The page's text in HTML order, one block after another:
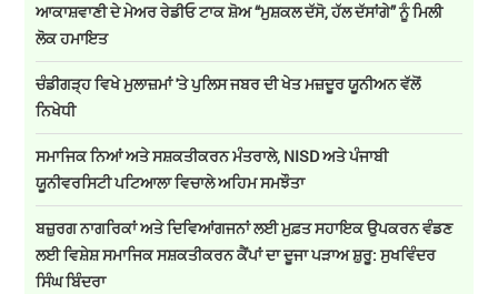
ਆਕਾਸ਼ਵਾਣੀ ਦੇ ਮੇਅਰ ਰੇਡੀਓ ਟਾਕ ਸ਼ੋਅ “ਮੁਸ਼ਕਲ ਦੱਸੋ, ਹੱਲ ਦੱਸਾਂਗੇ” ਨੂੰ ਮਿਲੀ
ਲੋਕ ਹਮਾਇਤ
ਚੰਡੀਗੜ੍ਹ ਵਿਖੇ ਮੁਲਾਜ਼ਮਾਂ 'ਤੇ ਪੁਲਿਸ ਜਬਰ ਦੀ ਖੇਤ ਮਜ਼ਦੂਰ ਯੂਨੀਅਨ ਵੱਲੋਂ
ਨਿਖੇਧੀ
ਸਮਾਜਿਕ ਨਿਆਂ ਅਤੇ ਸਸ਼ਕਤੀਕਰਨ ਮੰਤਰਾਲੇ, NISD ਅਤੇ ਪੰਜਾਬੀ
ਯੂਨੀਵਰਸਿਟੀ ਪਟਿਆਲਾ ਵਿਚਾਲੇ ਅਹਿਮ ਸਮਝੌਤਾ
ਬਜ਼ੁਰਗ ਨਾਗਰਿਕਾਂ ਅਤੇ ਦਿਵਿਆਂਗਜਨਾਂ ਲਈ ਮੁਫ਼ਤ ਸਹਾਇਕ ਉਪਕਰਨ ਵੰਡਣ
ਲਈ ਵਿਸ਼ੇਸ਼ ਸਮਾਜਿਕ ਸਸ਼ਕਤੀਕਰਨ ਕੈਂਪਾਂ ਦਾ ਦੂਜਾ ਪੜਾਅ ਸ਼ੁਰੂ: ਸੁਖਵਿੰਦਰ
ਸਿੰਘ ਬਿੰਦਰਾ